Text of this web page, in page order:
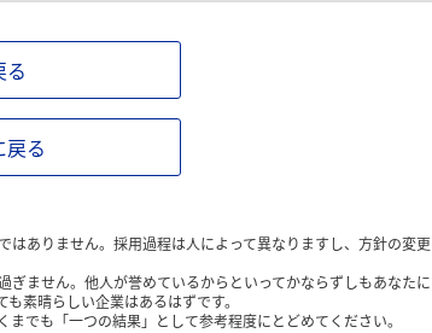
る
る
ありません。採用過程は人によって異なりますし、方針の変更
ません。他人が誉めているからといってかならずしもあなたに
素晴らしい企業はあるはずです。
でも「一つの結果」として参考程度にとどめてください。